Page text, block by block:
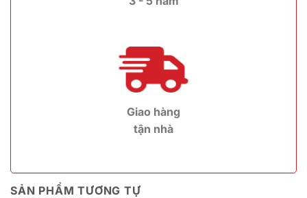
Giao hàng
tận nhà
SẢN PHẨM TƯƠNG TỰ